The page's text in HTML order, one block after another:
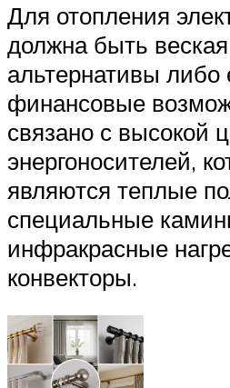
Для отопления
должна быть
альтернативы либо
финансовые
связано с высокой
энергоносителей,
являются теплые
специальные
инфракрасные
конвекторы.